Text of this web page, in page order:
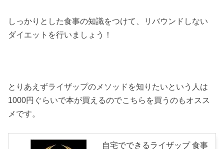
しっかりとした食事の知識をつけて、リバウンドしない
ダイエットを行いましょう！
とりあえずライザップのメソッドを知りたいという人は
1000円ぐらいで本が買えるのでこちらを買うのもオスス
メです。
自宅でできるライザップ 食事